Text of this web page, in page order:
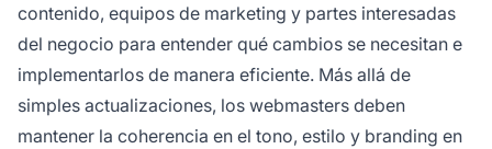
contenido, equipos de marketing y partes interesadas
del negocio para entender qué cambios se necesitan e
implementarlos de manera eficiente. Más allá de
simples actualizaciones, los webmasters deben
mantener la coherencia en el tono, estilo y branding en